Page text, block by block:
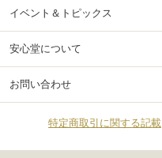
イベント＆トピックス
安心堂について
お問い合わせ
特定商取引に関する記載